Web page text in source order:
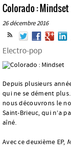
Colorado : Mindset
26 décembre 2016
Electro-pop
Depuis plusieurs
qui ne se dément
nous découvrons le
Saint-Brieuc, qui n’a
aîné.
Avec ce deuxième EP,